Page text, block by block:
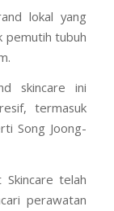
lokal yang
pemutih tubuh
skincare ini
termasuk
Song Joong-
telah
perawatan